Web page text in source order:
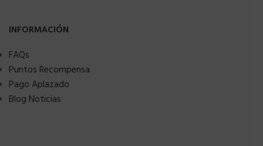
INFORMACIÓN
FAQs
Puntos Recompensa
Pago Aplazado
Blog Noticias